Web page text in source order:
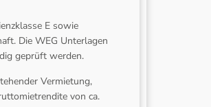
E sowie
Die WEG Unterlagen
geprüft werden.
Vermietung,
von ca.